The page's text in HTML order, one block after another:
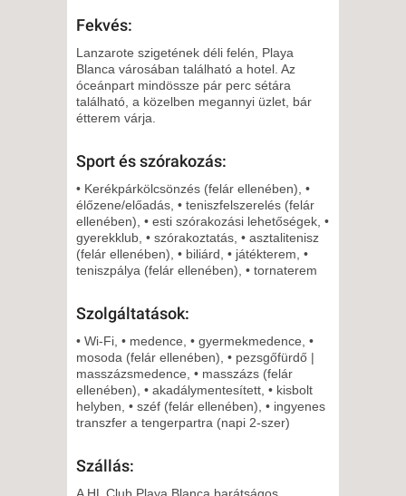
CSÜTÖRTÖK -
2027. JANUÁR 21.,
CSÜTÖRTÖK -
5 NAP / 4 ÉJSZAKA
11 NAP / 10 ÉJSZAKA
2027. JANUÁR 25., HÉTFŐ -
8 NAP / 7 ÉJSZAKA
2027. JANUÁR 28.,
CSÜTÖRTÖK -
2027. JANUÁR 28.,
5 NAP / 4 ÉJSZAKA
2027. FEBRUÁR 01., HÉTFŐ -
8 NAP / 7 ÉJSZAKA
2027. FEBRUÁR 01., HÉTFŐ -
2027. FEBRUÁR 04.,
Fekvés:
Lanzarote szigetének déli felén, Playa
Blanca városában található a hotel. Az
óceánpart mindössze pár perc sétára
található, a közelben megannyi üzlet, bár
étterem várja.
Sport és szórakozás:
• Kerékpárkölcsönzés (felár ellenében), •
élőzene/előadás, • teniszfelszerelés (felár
ellenében), • esti szórakozási lehetőségek, •
gyerekklub, • szórakoztatás, • asztalitenisz
(felár ellenében), • biliárd, • játékterem, •
teniszpálya (felár ellenében), • tornaterem
Szolgáltatások:
• Wi-Fi, • medence, • gyermekmedence, •
mosoda (felár ellenében), • pezsgőfürdő |
masszázsmedence, • masszázs (felár
ellenében), • akadálymentesített, • kisbolt
helyben, • széf (felár ellenében), • ingyenes
transzfer a tengerpartra (napi 2-szer)
Szállás:
A HL Club Playa Blanca barátságos,